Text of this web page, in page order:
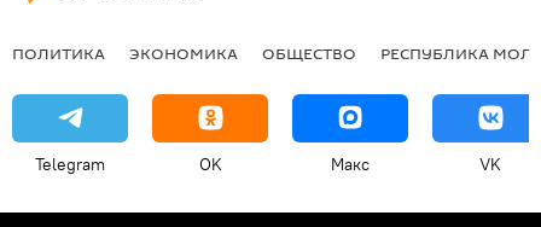
ПОЛИТИКА ЭКОНОМИКА ОБЩЕСТВО РЕСПУБЛИКА
Telegram OK Макс VK